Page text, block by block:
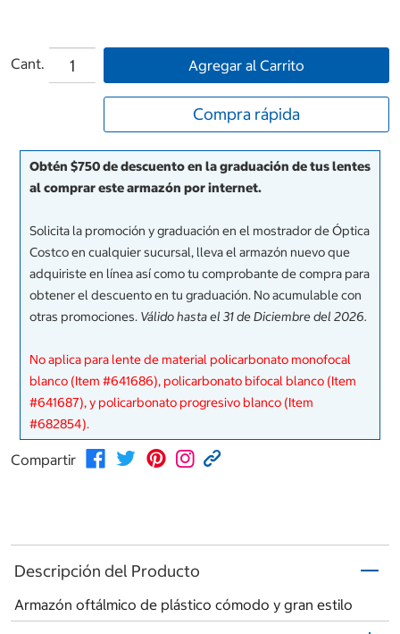
Cant. Agregar al Carrito
Compra rápida
Obtén $750 de descuento en la graduación de tus lentes
al comprar este armazón por internet.
Solicita la promoción y graduación en el mostrador de Óptica
Costco en cualquier sucursal, lleva el armazón nuevo que
adquiriste en línea así como tu comprobante de compra para
obtener el descuento en tu graduación. No acumulable con
otras promociones. Válido hasta el 31 de Diciembre del 2026.
No aplica para lente de material policarbonato monofocal
blanco (Item #641686), policarbonato bifocal blanco (Item
#641687), y policarbonato progresivo blanco (Item
#682854).
Compartir
Descripción del Producto
Armazón oftálmico de plástico cómodo y gran estilo